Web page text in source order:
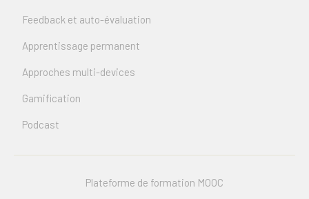
Feedback et auto-évaluation
Apprentissage permanent
Approches multi-devices
Gamification
Podcast
Plateforme de formation MOOC